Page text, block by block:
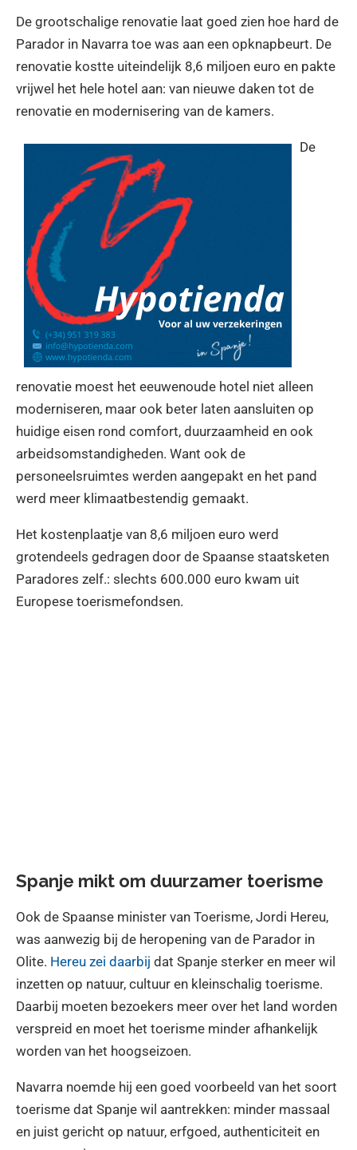
De grootschalige renovatie laat goed zien hoe hard de
Parador in Navarra toe was aan een opknapbeurt. De
renovatie kostte uiteindelijk 8,6 miljoen euro en pakte
vrijwel het hele hotel aan: van nieuwe daken tot de
renovatie en modernisering van de kamers.
De
renovatie moest het eeuwenoude hotel niet alleen
moderniseren, maar ook beter laten aansluiten op
huidige eisen rond comfort, duurzaamheid en ook
arbeidsomstandigheden. Want ook de
personeelsruimtes werden aangepakt en het pand
werd meer klimaatbestendig gemaakt.
Het kostenplaatje van 8,6 miljoen euro werd
grotendeels gedragen door de Spaanse staatsketen
Paradores zelf.: slechts 600.000 euro kwam uit
Europese toerismefondsen.
Spanje mikt om duurzamer toerisme
Ook de Spaanse minister van Toerisme, Jordi Hereu,
was aanwezig bij de heropening van de Parador in
Olite. Hereu zei daarbij dat Spanje sterker en meer wil
inzetten op natuur, cultuur en kleinschalig toerisme.
Daarbij moeten bezoekers meer over het land worden
verspreid en moet het toerisme minder afhankelijk
worden van het hoogseizoen.
Navarra noemde hij een goed voorbeeld van het soort
toerisme dat Spanje wil aantrekken: minder massaal
en juist gericht op natuur, erfgoed, authenticiteit en